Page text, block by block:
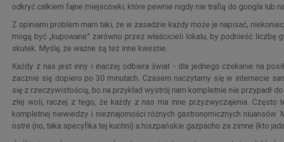
odkryć całkiem fajne miejscówki, które pewnie nigdy nie trafią do googla lub
Z opiniami problem mam taki, że w zasadzie każdy może je napisać,
mogą być „kupowane” zarówno przez właścicieli lokalu, by podnieść liczbę
skutek. Myślę, że ważne są też inne kwestie.
Każdy z nas jest inny i inaczej odbiera świat - dla jednego czekanie na
zacznie się dopiero po 30 minutach. Czasem naczytamy się w internecie
się z rzeczywistością, bo na przykład wystrój nam kompletnie nie przypadł
złej woli, raczej z tego, że każdy z nas ma inne przyzwyczajenia. Często
kompletnej niewiedzy i nieznajomości różnych gastronomicznych
ostre (no, taka specyfika tej kuchni) a hiszpańskie gazpacho za zimne (kto